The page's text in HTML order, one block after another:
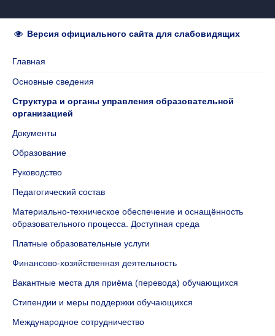
Версия официального сайта для слабовидящих
Главная
Основные сведения
Структура и органы управления образовательной
организацией
Документы
Образование
Руководство
Педагогический состав
Материально-техническое обеспечение и оснащённость
образовательного процесса. Доступная среда
Платные образовательные услуги
Финансово-хозяйственная деятельность
Вакантные места для приёма (перевода) обучающихся
Стипендии и меры поддержки обучающихся
Международное сотрудничество